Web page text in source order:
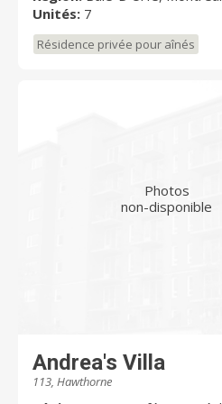
Unités: 7
Résidence privée pour aînés
Photos
non-disponible
Andrea's Villa
113, Hawthorne